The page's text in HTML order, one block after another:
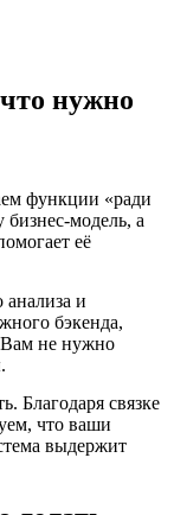
нужно
функции «ради
модель, а
её
и
бэкенда,
Вам не нужно
Благодаря связке
что ваши
выдержит